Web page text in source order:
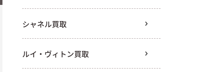
シャネル買取
ルイ・ヴィトン買取